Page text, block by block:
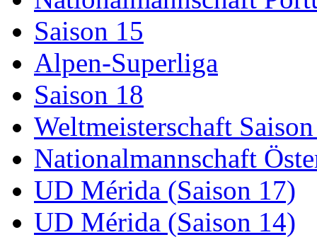
Saison 15
Alpen-Superliga
Saison 18
Weltmeisterschaft
Nationalmannschaft
UD Mérida (Saison 17)
UD Mérida (Saison 14)